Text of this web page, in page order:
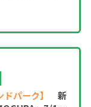
ドパーク】
新